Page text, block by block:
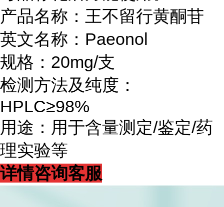
产品名称：王不留行黄酮苷
英文名称：Paeonol
规格：20mg/支
检测方法及纯度：
HPLC≥98%
用途：用于含量测定/鉴定/药
理实验等
详情咨询客服